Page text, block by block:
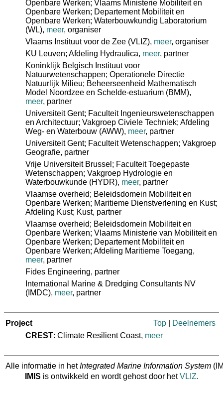
Openbare Werken; Vlaams Ministerie Mobiliteit en
Openbare Werken; Departement Mobiliteit en
Openbare Werken; Waterbouwkundig Laboratorium
(WL), meer, organiser
Vlaams Instituut voor de Zee (VLIZ), meer, organiser
KU Leuven; Afdeling Hydraulica, meer, partner
Koninklijk Belgisch Instituut voor
Natuurwetenschappen; Operationele Directie
Natuurlijk Milieu; Beheerseenheid Mathematisch
Model Noordzee en Schelde-estuarium (BMM),
meer, partner
Universiteit Gent; Faculteit Ingenieurswetenschappen
en Architectuur; Vakgroep Civiele Techniek; Afdeling
Weg- en Waterbouw (AWW), meer, partner
Universiteit Gent; Faculteit Wetenschappen; Vakgroep
Geografie, partner
Vrije Universiteit Brussel; Faculteit Toegepaste
Wetenschappen; Vakgroep Hydrologie en
Waterbouwkunde (HYDR), meer, partner
Vlaamse overheid; Beleidsdomein Mobiliteit en
Openbare Werken; Maritieme Dienstverlening en Kust;
Afdeling Kust; Kust, partner
Vlaamse overheid; Beleidsdomein Mobiliteit en
Openbare Werken; Vlaams Ministerie van Mobiliteit en
Openbare Werken; Departement Mobiliteit en
Openbare Werken; Afdeling Maritieme Toegang,
meer, partner
Fides Engineering, partner
International Marine & Dredging Consultants NV
(IMDC), meer, partner
Project Top
Deelnemers
CREST: Climate Resilient Coast, meer
Alle informatie in hetIntegrated Marine Information System
IMIS is ontwikkeld en wordt gehost door hetVLIZ.